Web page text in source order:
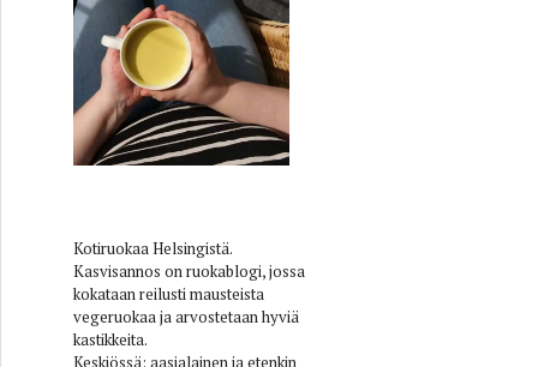
Kotiruokaa Helsingistä.
Kasvisannos on ruokablogi, jossa
kokataan reilusti mausteista
vegeruokaa ja arvostetaan hyviä
kastikkeita.
Keskiössä: aasialainen ja etenkin